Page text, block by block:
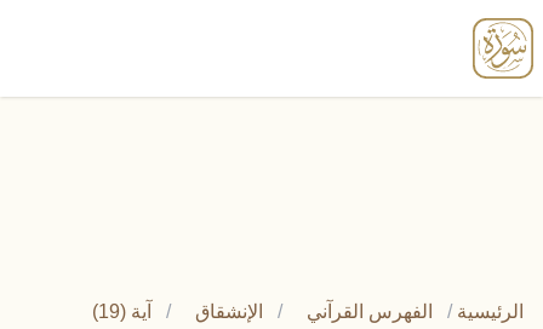
الرئيسية / الفهرس القرآني / الإنشقاق / آية (19)